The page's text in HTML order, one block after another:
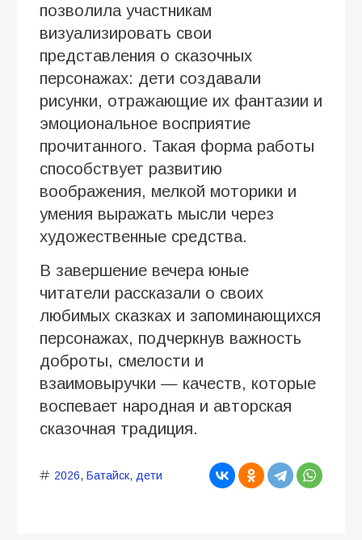
позволила участникам
визуализировать свои
представления о сказочных
персонажах: дети создавали
рисунки, отражающие их фантазии и
эмоциональное восприятие
прочитанного. Такая форма работы
способствует развитию
воображения, мелкой моторики и
умения выражать мысли через
художественные средства.
В завершение вечера юные
читатели рассказали о своих
любимых сказках и запоминающихся
персонажах, подчеркнув важность
доброты, смелости и
взаимовыручки — качеств, которые
воспевает народная и авторская
сказочная традиция.
2026, Батайск, дети